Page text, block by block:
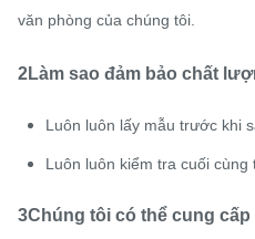
văn phòng của chúng tôi.
2Làm sao đảm bảo chất
Luôn luôn lấy mẫu trước khi
Luôn luôn kiểm tra cuối cùng
3Chúng tôi có thể cung